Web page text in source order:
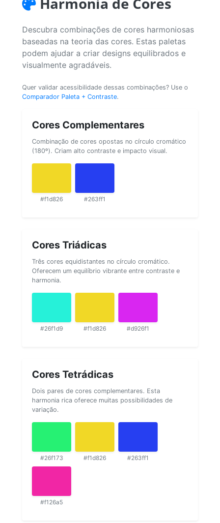
Descubra combinações de cores harmoniosas
baseadas na teoria das cores. Estas paletas
podem ajudar a criar designs equilibrados e
visualmente agradáveis.
Quer validar acessibilidade dessas combinações? Use o
Comparador Paleta + Contraste.
Cores Complementares
Combinação de cores opostas no círculo cromático
(180º). Criam alto contraste e impacto visual.
#f1d826 #263ff1
Cores Triádicas
Três cores equidistantes no círculo cromático.
Oferecem um equilíbrio vibrante entre contraste e
harmonia.
#26f1d9 #f1d826 #d926f1
Cores Tetrádicas
Dois pares de cores complementares. Esta
harmonia rica oferece muitas possibilidades de
variação.
#26f173 #f1d826 #263ff1
#f126a5